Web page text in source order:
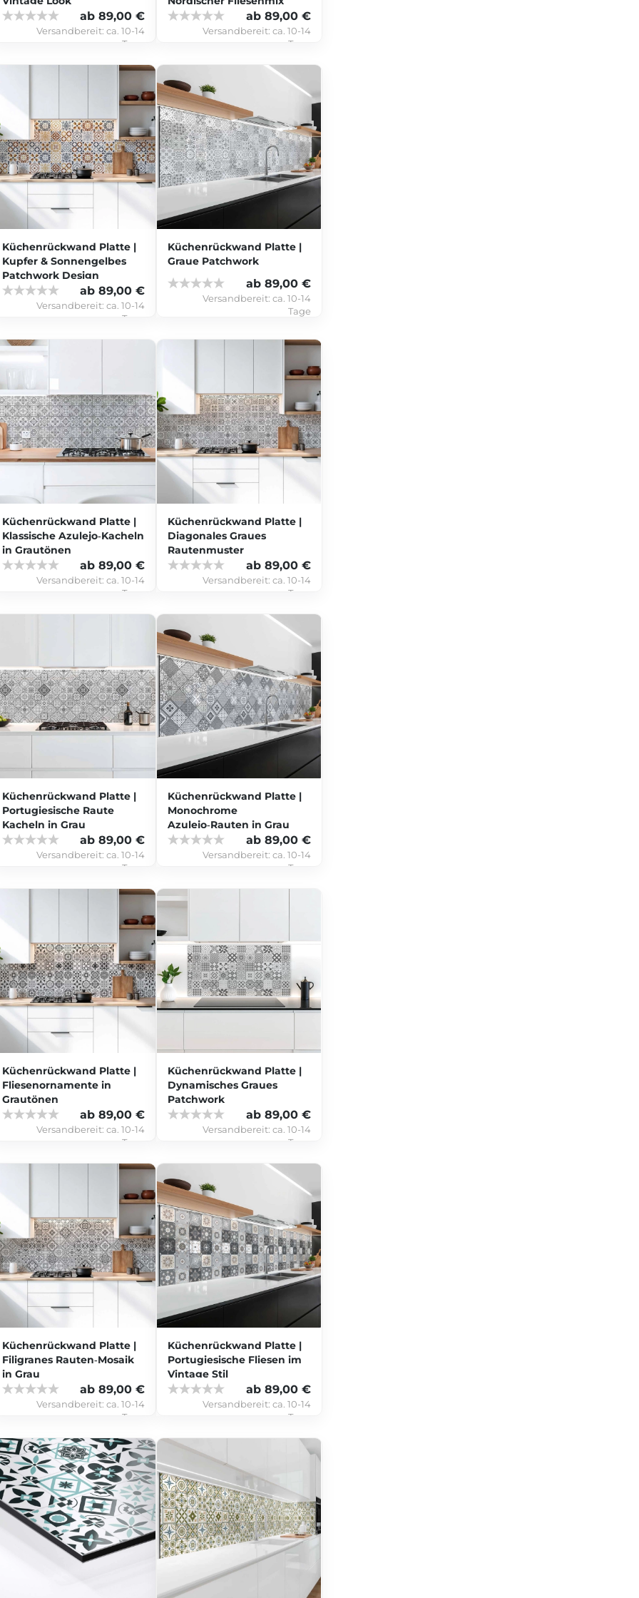
ab 89,00 €
Versandbereit: ca. 10-14
Tage
ab 89,00 €
Versandbereit: ca. 10-14
Tage
Küchenrückwand Platte |
Kupfer & Sonnengelbes
Patchwork Design
ab 89,00 €
Versandbereit: ca. 10-14
Tage
Küchenrückwand Platte |
Graue Patchwork
ab 89,00 €
Versandbereit: ca. 10-14
Tage
Küchenrückwand Platte |
Klassische Azulejo‑Kacheln
in Grautönen
ab 89,00 €
Versandbereit: ca. 10-14
Tage
Küchenrückwand Platte |
Diagonales Graues
Rautenmuster
ab 89,00 €
Versandbereit: ca. 10-14
Tage
Küchenrückwand Platte |
Portugiesische Raute
Kacheln in Grau
ab 89,00 €
Versandbereit: ca. 10-14
Tage
Küchenrückwand Platte |
Monochrome
Azulejo‑Rauten in Grau
ab 89,00 €
Versandbereit: ca. 10-14
Tage
Küchenrückwand Platte |
Fliesenornamente in
Grautönen
ab 89,00 €
Versandbereit: ca. 10-14
Tage
Küchenrückwand Platte |
Dynamisches Graues
Patchwork
ab 89,00 €
Versandbereit: ca. 10-14
Tage
Küchenrückwand Platte |
Filigranes Rauten‑Mosaik
in Grau
ab 89,00 €
Versandbereit: ca. 10-14
Tage
Küchenrückwand Platte |
Portugiesische Fliesen im
Vintage Stil
ab 89,00 €
Versandbereit: ca. 10-14
Tage